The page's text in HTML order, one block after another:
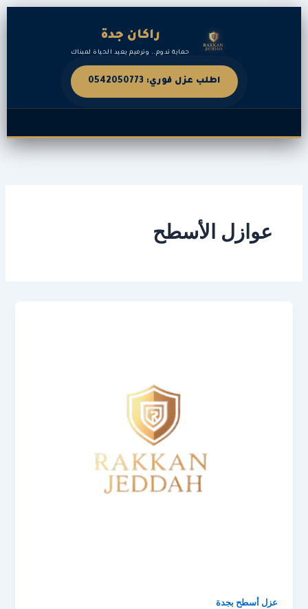
تخطي
راكان جدة
حماية تدوم.. وترميم يعيد الحياة لمبناك
اطلب عزل فوري: 0542050773
عوازل الأسطح
عزل أسطح بجدة